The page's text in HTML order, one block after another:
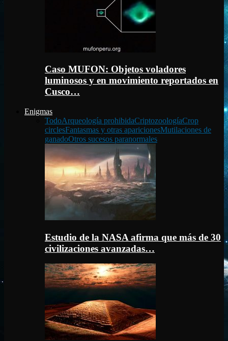
Caso MUFON: Objetos voladores
luminosos y en movimiento reportados en
Cusco…
Enigmas
TodoArqueología prohibidaCriptozoologíaCrop
circlesFantasmas y otras aparicionesMutilaciones de
ganadoOtros sucesos paranormales
Estudio de la NASA afirma que más de 30
civilizaciones avanzadas…